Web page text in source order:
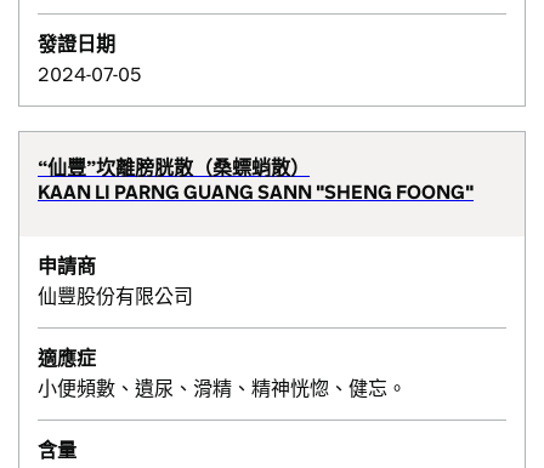
發證日期
2024-07-05
“仙豐”坎離膀胱散（桑螵蛸散）
KAAN LI PARNG GUANG SANN "SHENG FOONG"
申請商
仙豐股份有限公司
適應症
小便頻數、遺尿、滑精、精神恍惚、健忘。
含量